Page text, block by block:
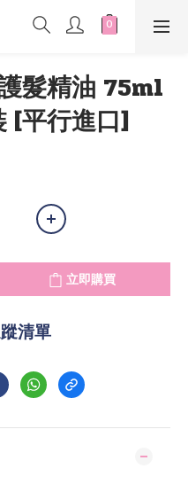
髮精油 75ml
[平行進口]
立即購買
清單